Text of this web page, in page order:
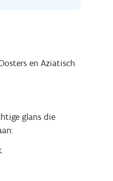
en Aziatisch
glans die